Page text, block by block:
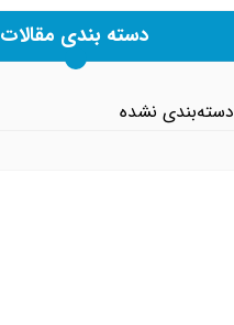
دسته بندی مقالات
دسته‌بندی نشده